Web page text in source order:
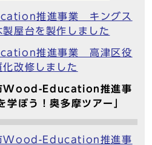
推進事業 キングス
屋台を製作しました
推進事業 高津区役
改修しました
Wood-Education推進事
学ぼう！奥多摩ツアー」
Wood-Education推進事